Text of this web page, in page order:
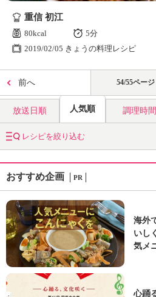
重信 初江
80kcal
5分
2019/02/05 きょうの料理レシピ
前へ 54/55ページ
放送日順 人気順 調理時
レシピを絞り込む
おすすめ企画 PR
海外
いし
気メ
心踊